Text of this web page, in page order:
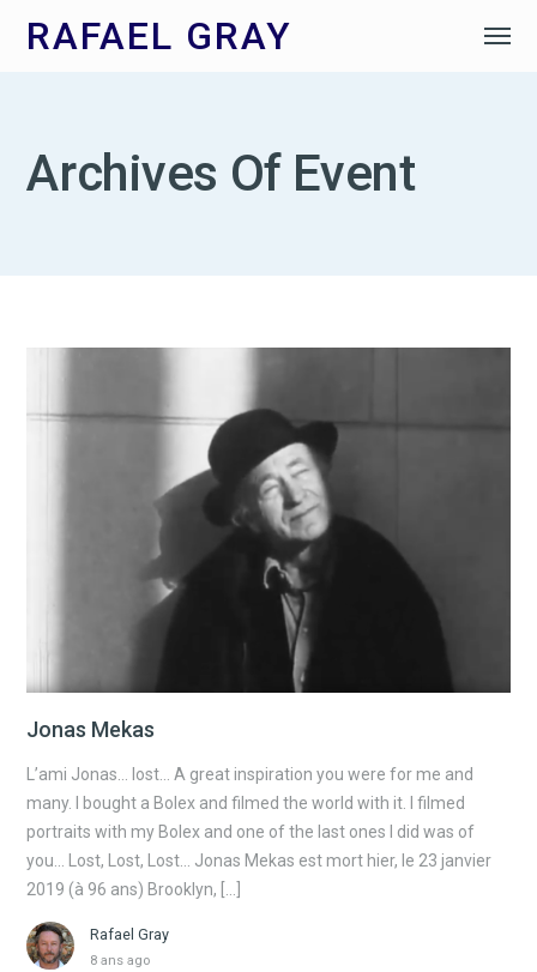
RAFAEL GRAY
Archives Of Event
Jonas Mekas
L’ami Jonas… lost… A great inspiration you were for me and
many. I bought a Bolex and filmed the world with it. I filmed
portraits with my Bolex and one of the last ones I did was of
you… Lost, Lost, Lost… Jonas Mekas est mort hier, le 23 janvier
2019 (à 96 ans) Brooklyn, […]
Rafael Gray
8 ans ago